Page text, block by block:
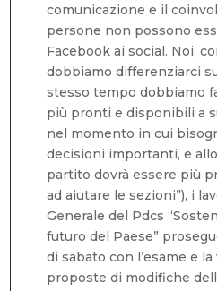
comunicazione e il
persone non possono
Facebook ai social. Noi,
dobbiamo differenziarci
stesso tempo dobbiamo
più pronti e disponibili a
nel momento in cui
decisioni importanti, e
partito dovrà essere più
ad aiutare le sezioni”), i
Generale del Pdcs
futuro del Paese”
di sabato con l’esame e
proposte di modifiche